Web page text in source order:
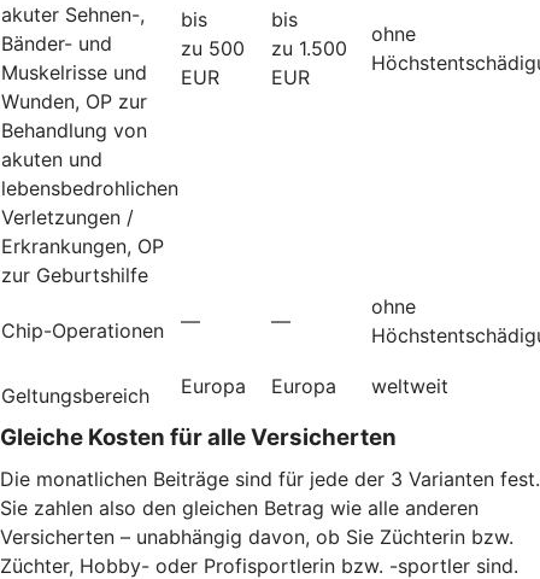
akuter Sehnen-,
Bänder- und
Muskelrisse und
Wunden, OP zur
Behandlung von
akuten und
lebensbedrohlichen
Verletzungen /
Erkrankungen, OP
zur Geburtshilfe
bis
zu 500
EUR
bis
zu 1.500
EUR
ohne
Chip-Operationen — —
ohne
Geltungsbereich Europa Europa weltweit
Gleiche Kosten für alle Versicherten
Die monatlichen Beiträge sind für jede der 3 Varianten fest.
Sie zahlen also den gleichen Betrag wie alle anderen
Versicherten – unabhängig davon, ob Sie Züchterin bzw.
Züchter, Hobby- oder Profisportlerin bzw. -sportler sind.